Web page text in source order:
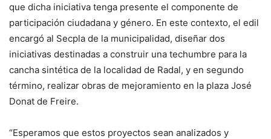
que dicha iniciativa tenga presente el componente de
participación ciudadana y género. En este contexto, el edil
encargó al Secpla de la municipalidad, diseñar dos
iniciativas destinadas a construir una techumbre para la
cancha sintética de la localidad de Radal, y en segundo
término, realizar obras de mejoramiento en la plaza José
Donat de Freire.
“Esperamos que estos proyectos sean analizados y